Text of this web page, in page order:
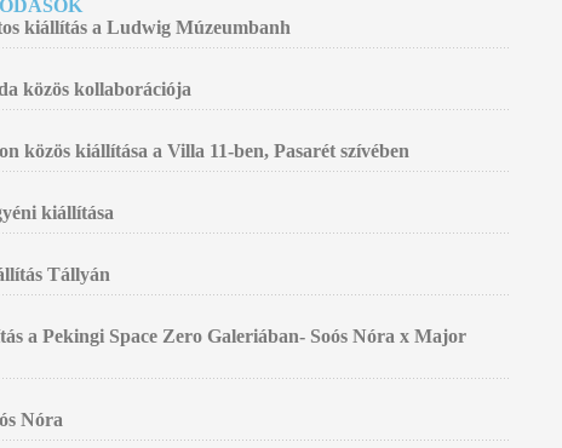
kiállítás a Ludwig Múzeumbanh
közös kollaborációja
közös kiállítása a Villa 11-ben, Pasarét szívében
kiállítása
Tállyán
a Pekingi Space Zero Galeriában- Soós Nóra x Major
Nóra